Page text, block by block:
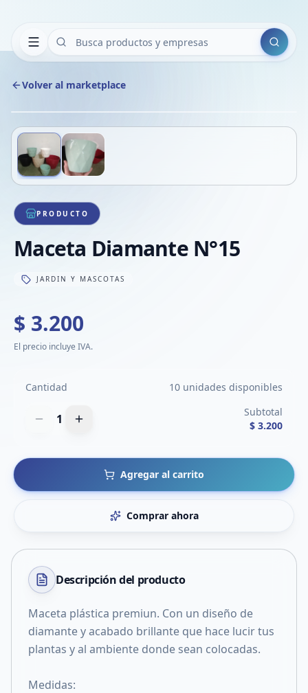
Buscar
Volver al marketplace
1/2
PRODUCTO
Maceta Diamante N°15
JARDIN Y MASCOTAS
$ 3.200
El precio incluye IVA.
Cantidad 10 unidades disponibles
1
Subtotal
$ 3.200
Agregar al carrito
Comprar ahora
Descripción del producto
Maceta plástica premiun. Con un diseño de
diamante y acabado brillante que hace lucir tus
plantas y al ambiente donde sean colocadas.
Medidas: